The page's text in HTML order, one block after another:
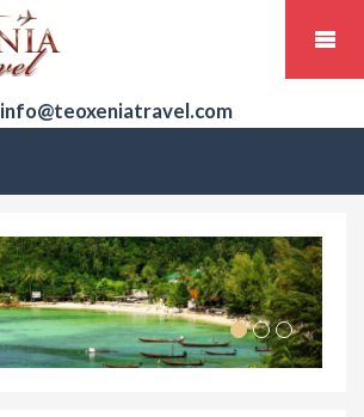
info@teoxeniatravel.com